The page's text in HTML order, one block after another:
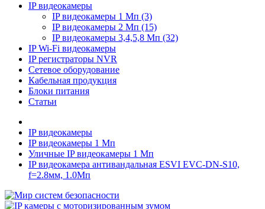
IP видеокамеры
IP видеокамеры 1 Мп (3)
IP видеокамеры 2 Мп (15)
IP видеокамеры 3,4,5,8 Мп (32)
IP Wi-Fi видеокамеры
IP регистраторы NVR
Сетевое оборудование
Кабельная продукция
Блоки питания
Статьи
IP видеокамеры
IP видеокамеры 1 Мп
Уличные IP видеокамеры 1 Мп
IP видеокамера антивандальная ESVI EVC-DN-S10,
f=2.8мм, 1.0Мп